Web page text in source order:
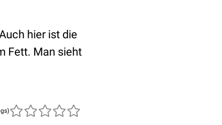
hier ist die
Fett. Man sieht